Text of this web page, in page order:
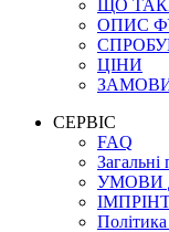
ЩО
ОПИС
ЦІНИ
СЕРВІС
FAQ
УМОВИ
Політика